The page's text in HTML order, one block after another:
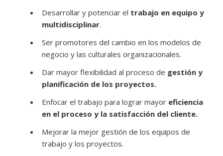
Desarrollar y potenciar el trabajo en equipo y
multidisciplinar.
Ser promotores del cambio en los modelos de
negocio y las culturales organizacionales.
Dar mayor flexibilidad al proceso de gestión y
planificación de los proyectos.
Enfocar el trabajo para lograr mayor eficiencia
en el proceso y la satisfacción del cliente.
Mejorar la mejor gestión de los equipos de
trabajo y los proyectos.